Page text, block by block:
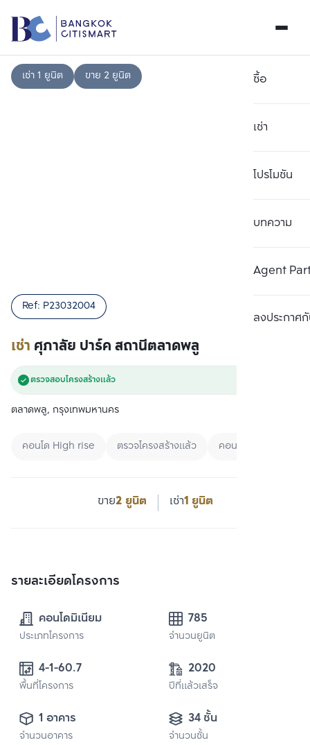
ซื้อ
เช่า
โปรโมชัน
บทความ
Agent
ลงประกาศกั
เช่า 1 ยูนิต ขาย 2 ยูนิต
เช่า ศุภาลัย ปาร์ค สถานีตลาดพลู
Ref: P23032004
ตรวจสอบโครงสร้างแล้ว
ตลาดพลู, กรุงเทพมหานคร
คอนโด High rise ตรวจโครงสร้างแล้ว คอนโดใกล้ BRT
ขาย2 ยูนิต เช่า1 ยูนิต
รายละเอียดโครงการ
คอนโดมิเนียม
ประเภทโครงการ
785
จำนวนยูนิต
4-1-60.7
พื้นที่โครงการ
2020
ปีที่แล้วเสร็จ
1 อาคาร
จำนวนอาคาร
34 ชั้น
จำนวนชั้น
เปรียบเทียบ